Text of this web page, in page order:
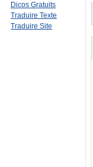
Dicos Gratuits
Traduire Texte
Traduire Site